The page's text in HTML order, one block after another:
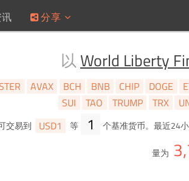
分享
以 World Liberty
AVAX BCH BNB CHIP DOGE
SUI
TAO TRUMP TRX
交易到 USD1 等 1 个基准货币。最近24
量为